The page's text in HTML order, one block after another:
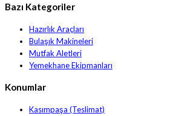
Bazı Kategoriler
Hazırlık Araçları
Bulaşık Makineleri
Mutfak Aletleri
Yemekhane Ekipmanları
Konumlar
Kasımpaşa (Teslimat)